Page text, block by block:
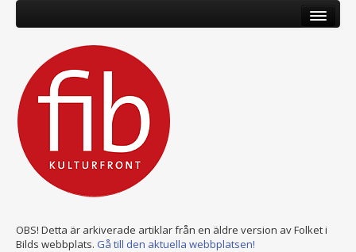
OBS! Detta är arkiverade artiklar från en äldre version av Folket i
Bilds webbplats. Gå till den aktuella webbplatsen!